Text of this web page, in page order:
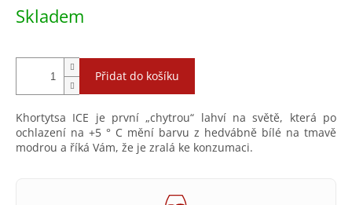
Skladem
Přidat do košíku
Khortytsa ICE je první „chytrou“ lahví na světě, která po
ochlazení na +5 ° C mění barvu z hedvábně bílé na tmavě
modrou a říká Vám, že je zralá ke konzumaci.